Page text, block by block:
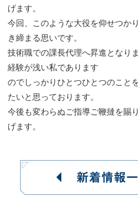
げます。
今回、このような大役を仰せつか
き締まる思いです。
技術職での課長代理へ昇進となり
経験が浅い私であります
のでしっかりひとつひとつのこと
たいと思っております。
今後も変わらぬご指導ご鞭撻を賜
げます。